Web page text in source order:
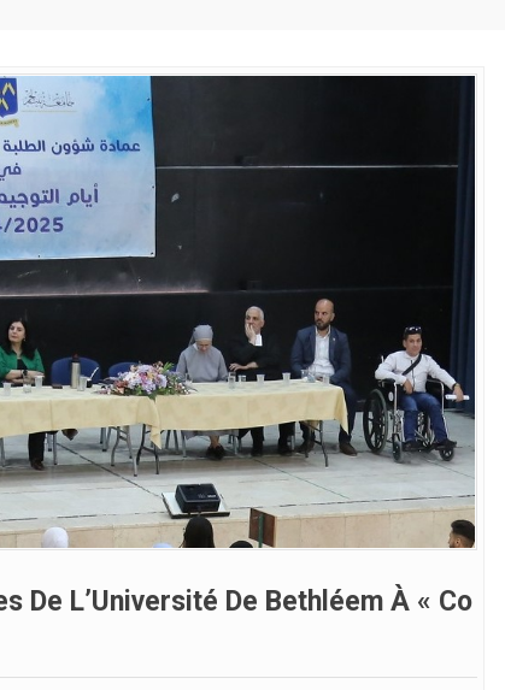
De L’Université De Bethléem À « Co